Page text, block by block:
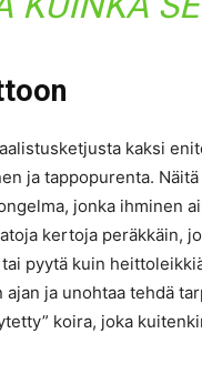
kaksi
ja tappopurenta.
jonka ihminen
kertoja peräkkäin,
pyytä kuin
ja unohtaa tehdä
koira, joka